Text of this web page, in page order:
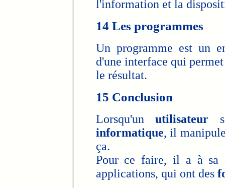
l'information et la
14 Les programmes
Un programme est un
d'une interface qui
le résultat.
15 Conclusion
Lorsqu'unutilisateur
informatique, il
ça.
Pour ce faire, il a à sa
applications, qui ont des